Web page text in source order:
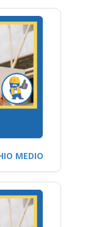
MEDIO